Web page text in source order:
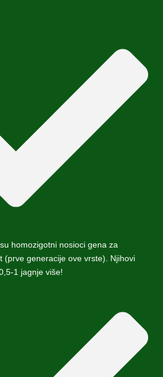
homozigotni nosioci gena za
(prve generacije ove vrste). Njihovi
1 jagnje više!